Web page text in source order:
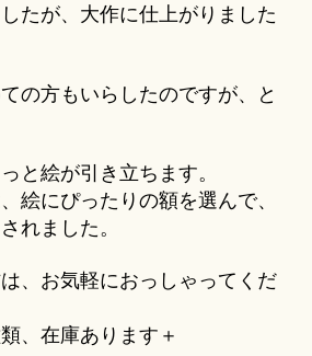
たが、大作に仕上がりました
の方もいらしたのですが、と
と絵が引き立ちます。
絵にぴったりの額を選んで、
れました。
、お気軽におっしゃってくだ
、在庫あります＋